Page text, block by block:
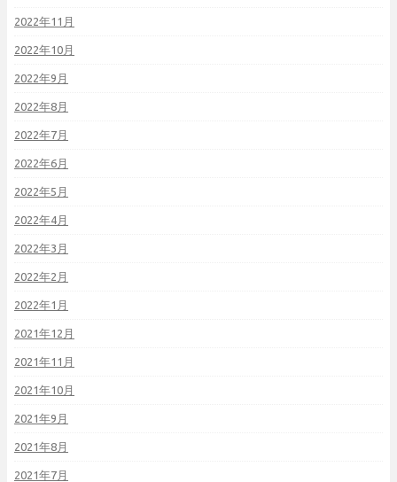
2022年11月
2022年10月
2022年9月
2022年8月
2022年7月
2022年6月
2022年5月
2022年4月
2022年3月
2022年2月
2022年1月
2021年12月
2021年11月
2021年10月
2021年9月
2021年8月
2021年7月